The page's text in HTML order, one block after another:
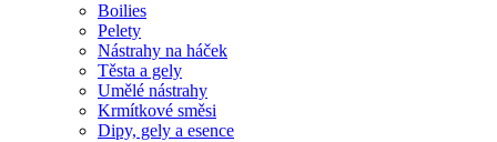
Boilies
Pelety
Nástrahy na háček
Těsta a gely
Umělé nástrahy
Krmítkové směsi
Dipy, gely a esence